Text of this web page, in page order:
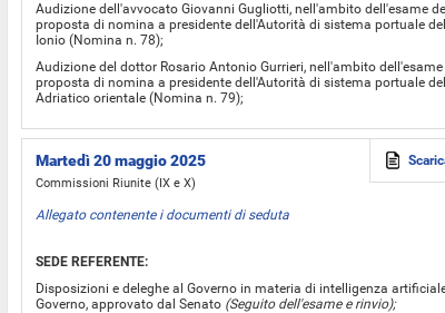
Audizione dell'avvocato Giovanni Gugliotti, nell'ambito dell'esame
proposta di nomina a presidente dell'Autorità di sistema portuale
Ionio (Nomina n. 78);
Audizione del dottor Rosario Antonio Gurrieri, nell'ambito dell'esame
proposta di nomina a presidente dell'Autorità di sistema portuale
Adriatico orientale (Nomina n. 79);
Martedì 20 maggio 2025
Commissioni Riunite (IX e X)
Allegato contenente i documenti di seduta
SEDE REFERENTE:
Disposizioni e deleghe al Governo in materia di intelligenza
Governo, approvato dal Senato (Seguito dell'esame e rinvio);